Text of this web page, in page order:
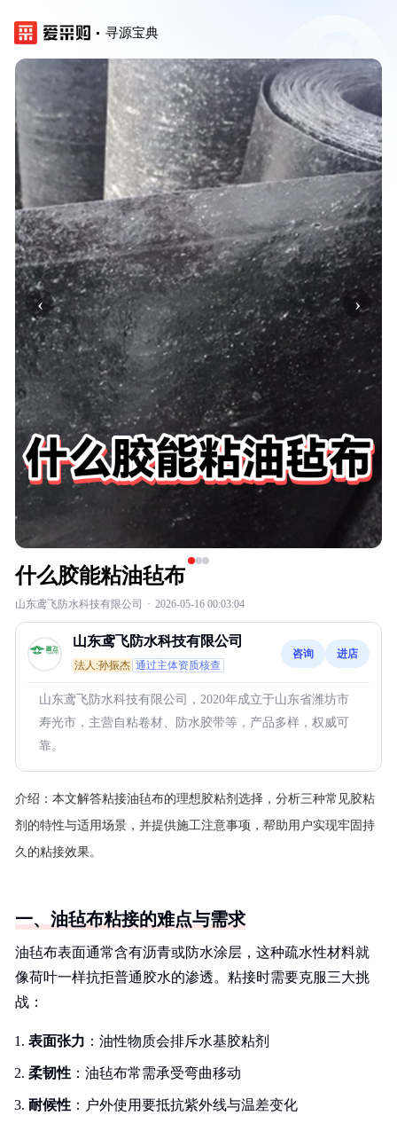
寻源宝典
‹ ›
什么胶能粘油毡布
山东鸢飞防水科技有限公司 · 2026-05-16 00:03:04
山东鸢飞防水科技有限公司
法人:孙振杰 通过主体资质核查
咨询 进店
山东鸢飞防水科技有限公司，2020年成立于山东省潍坊市
寿光市，主营自粘卷材、防水胶带等，产品多样，权威可
靠。
介绍： 本文解答粘接油毡布的理想胶粘剂选择，分析三种常见胶粘
剂的特性与适用场景，并提供施工注意事项，帮助用户实现牢固持
久的粘接效果。
一、油毡布粘接的难点与需求
油毡布表面通常含有沥青或防水涂层，这种疏水性材料就
像荷叶一样抗拒普通胶水的渗透。粘接时需要克服三大挑
战：
表面张力 ：油性物质会排斥水基胶粘剂
柔韧性 ：油毡布常需承受弯曲移动
耐候性 ：户外使用要抵抗紫外线与温差变化